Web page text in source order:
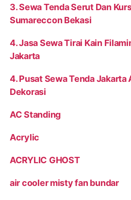
3. Sewa Tenda Serut Dan
Sumareccon Bekasi
4. Jasa Sewa Tirai Kain
Jakarta
4. Pusat Sewa Tenda Jakarta
Dekorasi
AC Standing
Acrylic
ACRYLIC GHOST
air cooler misty fan bundar